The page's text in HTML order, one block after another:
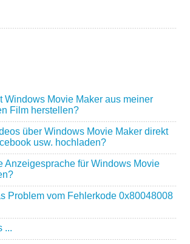
Windows Movie Maker aus meiner
Film herstellen?
über Windows Movie Maker direkt
usw. hochladen?
Anzeigesprache für Windows Movie
Problem vom Fehlerkode 0x80048008
...